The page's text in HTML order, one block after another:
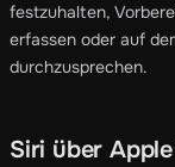
festzuhalten,
erfassen oder auf
durchzusprechen.
Siri über